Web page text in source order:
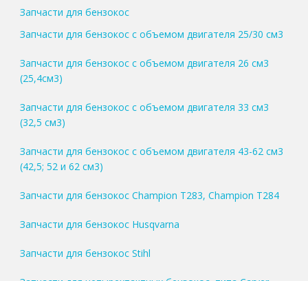
Запчасти для бензокос
Запчасти для бензокос с объемом двигателя 25/30 см3
Запчасти для бензокос с объемом двигателя 26 см3
(25,4см3)
Запчасти для бензокос с объемом двигателя 33 см3
(32,5 см3)
Запчасти для бензокос с объемом двигателя 43-62 см3
(42,5; 52 и 62 см3)
Запчасти для бензокос Champion T283, Champion T284
Запчасти для бензокос Husqvarna
Запчасти для бензокос Stihl